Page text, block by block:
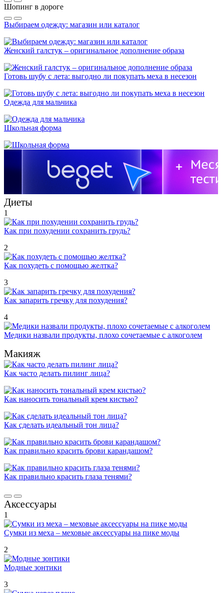
Шопинг в дороге
Выбираем одежду: магазин или каталог
Женский галстук – оригинальное дополнение образа
Готовь шубу с лета: выгодно ли покупать меха в несезон
Одежда для мальчика
Школьная форма
Диеты
1
Как при похудении сохранить грудь?
2
Как похудеть с помощью желтка?
3
Как запарить гречку для похудения?
4
Медики назвали продукты, плохо сочетаемые с алкоголем
Макияж
Как часто делать пилинг лица?
Как наносить тональный крем кистью?
Как сделать идеальный тон лица?
Как правильно красить брови карандашом?
Как правильно красить глаза тенями?
Аксессуары
1
Сумки из меха – меховые аксессуары на пике моды
2
Модные зонтики
3